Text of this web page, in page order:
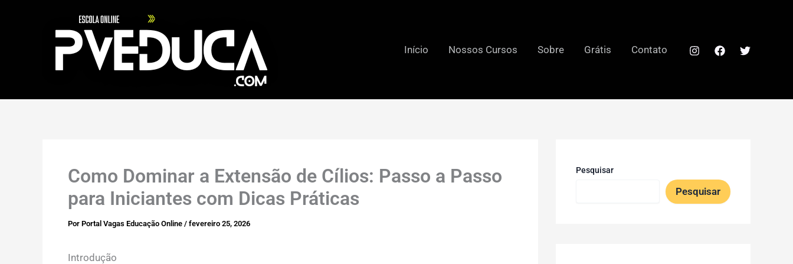
Início Nossos Cursos Sobre Grátis Contato
Como Dominar a Extensão de Cílios: Passo a Passo
para Iniciantes com Dicas Práticas
Por Portal Vagas Educação Online / fevereiro 25, 2026
Introdução
Pesquisar
Pesquisar